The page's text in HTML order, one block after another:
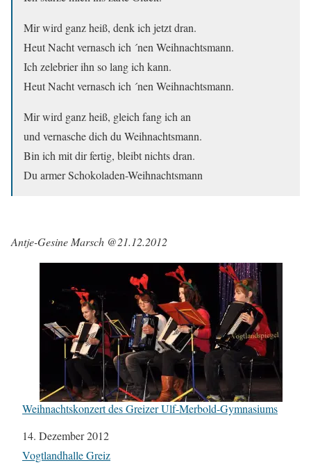
Mir wird ganz heiß, denk ich jetzt dran.
Heut Nacht vernasch ich ´nen Weihnachtsmann.
Ich zelebrier ihn so lang ich kann.
Heut Nacht vernasch ich ´nen Weihnachtsmann.
Mir wird ganz heiß, gleich fang ich an
und vernasche dich du Weihnachtsmann.
Bin ich mit dir fertig, bleibt nichts dran.
Du armer Schokoladen-Weihnachtsmann
Antje-Gesine Marsch @21.12.2012
Weihnachtskonzert des Greizer Ulf-Merbold-Gymnasiums
Datum
14. Dezember 2012
In Bezug auf
Vogtlandhalle Greiz